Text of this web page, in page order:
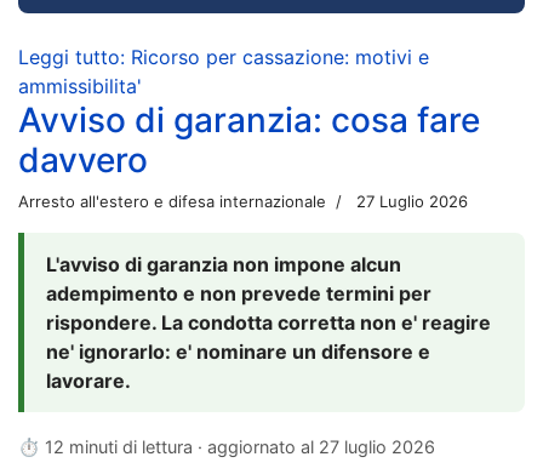
Leggi tutto: Ricorso per cassazione: motivi e
ammissibilita'
Avviso di garanzia: cosa fare
davvero
Arresto all'estero e difesa internazionale 27 Luglio 2026
L'avviso di garanzia non impone alcun
adempimento e non prevede termini per
rispondere. La condotta corretta non e' reagire
ne' ignorarlo: e' nominare un difensore e
lavorare.
⏱ 12 minuti di lettura · aggiornato al 27 luglio 2026